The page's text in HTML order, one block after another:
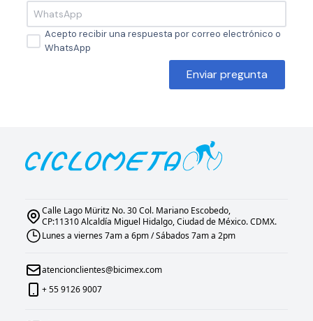
Acepto recibir una respuesta por correo electrónico o
WhatsApp
Enviar pregunta
Calle Lago Müritz No. 30 Col. Mariano Escobedo,
CP:11310 Alcaldía Miguel Hidalgo, Ciudad de México. CDMX.
Lunes a viernes 7am a 6pm / Sábados 7am a 2pm
atencionclientes@bicimex.com
+ 55 9126 9007